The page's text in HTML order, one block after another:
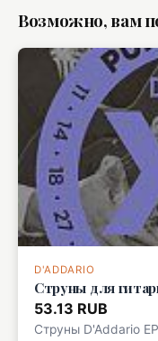
Возможно, вам
D'ADDARIO
Струны для
53.13 RUB
Струны D'Addario